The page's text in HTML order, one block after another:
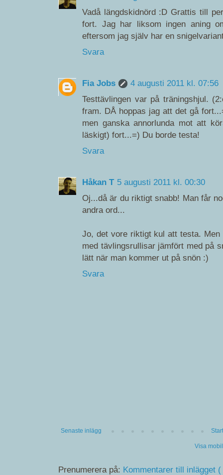
Vadå längdskidnörd :D Grattis till
fort. Jag har liksom ingen aning
eftersom jag själv har en
Svara
Fia Jobs
4 augusti 2011 kl. 07:56
Testtävlingen var på träningshjul.
fram. DÅ hoppas jag att det gå
men ganska annorlunda mot att
läskigt) fort...=) Du borde testa!
Svara
Håkan T 5 augusti 2011 kl. 00:30
Oj...då är du riktigt snabb! Man får
andra ord...
Jo, det vore riktigt kul att testa.
med tävlingsrullisar jämfört med på
lätt när man kommer ut på snön :)
Svara
Senaste inlägg
Visa
Prenumerera på: Kommentarer till inlägget